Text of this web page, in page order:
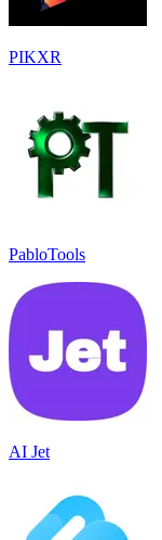
PIKXR
PabloTools
AI Jet